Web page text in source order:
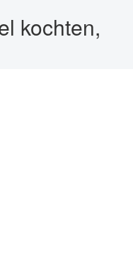
kochten,